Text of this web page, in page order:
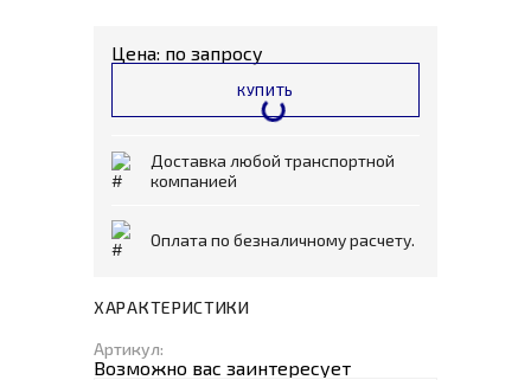
Цена: по запросу
КУПИТЬ
Доставка любой транспортной
компанией
Оплата по безналичному расчету.
ХАРАКТЕРИСТИКИ
Артикул:
Возможно вас заинтересует